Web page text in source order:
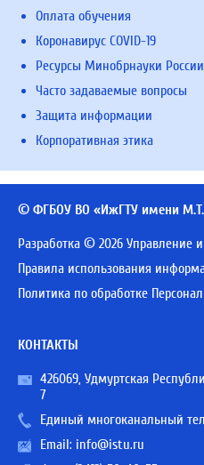
Оплата обучения
Коронавирус COVID-19
Ресурсы Минобрнауки
Часто задаваемые вопросы
Защита информации
Корпоративная этика
© ФГБОУ ВО «ИжГТУ имени
Разработка © 2026 Управление
Правила использования
Политика по обработке
КОНТАКТЫ
426069, Удмуртская
7
Единый многоканальный
Email: info@istu.ru